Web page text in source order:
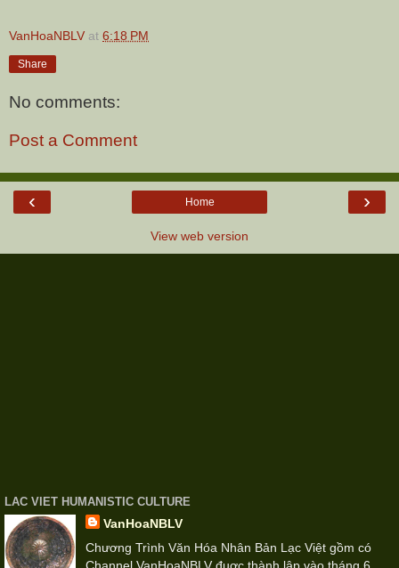
VanHoaNBLV at 6:18 PM
Share
No comments:
Post a Comment
‹ ›
Home
View web version
LAC VIET HUMANISTIC CULTURE
VanHoaNBLV
Chương Trình Văn Hóa Nhân Bản Lạc Việt gồm có